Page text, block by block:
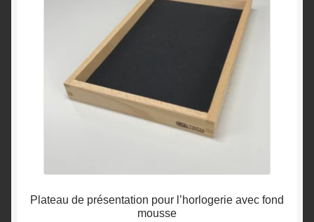
Plateau de présentation pour l’horlogerie avec fond
mousse